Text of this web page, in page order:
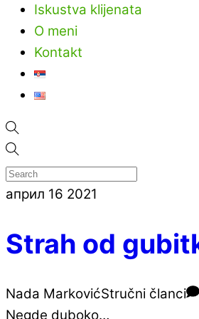
Iskustva klijenata
O meni
Kontakt
април 16 2021
Strah od
Nada MarkovićStručni članci
Negde duboko…